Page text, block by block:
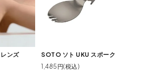
ンズ
SOTO ソト UKU スポーク
1,485円(税込)